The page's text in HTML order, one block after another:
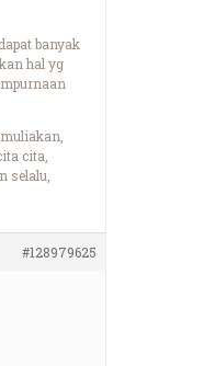
banyak
hal yg
cita,
selalu,
#128979625